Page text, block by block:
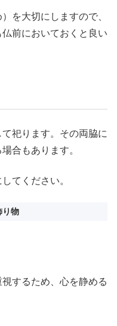
を大切にしますので、
前においておくと良い
祀ります。その両脇に
合もあります。
てください。
り物
するため、心を静める